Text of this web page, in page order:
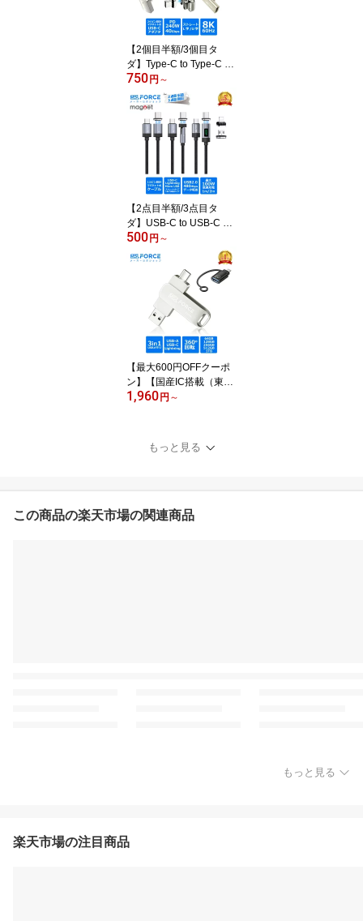
Cからライトニング変換
コネクタ 急速充電 tz676
8 送料無料
【2個目半額/3個目タ
ダ】Type-C to Type-C マ
グネット式 24ピン 変換
アダプタ ストレート L字
U字 240W 8K60Hz USB
3.2 GEN2 40Gbps typec
ハブ typec USB-C マグネ
15/16/17シリーズ対応 送
料無料
750円 ～
【2点目半額/3点目タ
ダ】USB-C to USB-C 変
換用ケーブル USB-C to li
ghtning変換ケーブル マ
グネット吸着 PD100w 2
7W PDケーブル 仕様対
応 480Mbpsデータ転送
軽量小型 タイプCからラ
イトニング変換コネクタ
急速充電 磁石 磁気 防塵
着脱式 f67 f68 送料無料
500円 ～
【最大600円OFFクーポ
ン】【国産IC搭載（東芝
9T25）】USBメモリ 2in
32GB/64GB/128GB/256
GB Windows アンドロイ
1,960円 ～
もっと見る
この商品の楽天市場の関連商品
もっと見る
楽天市場の注目商品